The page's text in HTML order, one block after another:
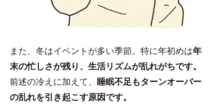
また、冬はイベントが多い季節。特に年初めは年
末の忙しさが残り、生活リズムが乱れがちです。
前述の冷えに加えて、 睡眠不足もターンオーバー
の乱れを引き起こす原因です。